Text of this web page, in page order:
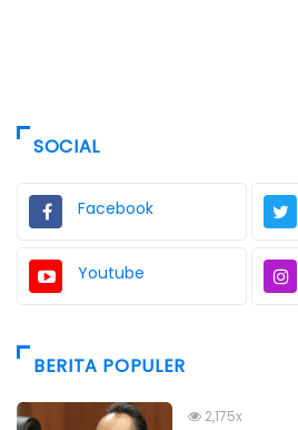
SOCIAL
Facebook
Youtube
BERITA POPULER
2,175x